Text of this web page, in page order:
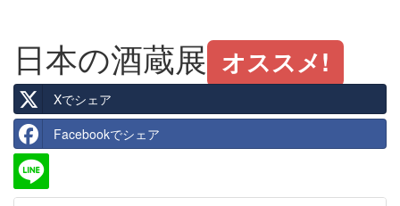
日本の酒蔵展 オススメ!
Xでシェア
Facebookでシェア